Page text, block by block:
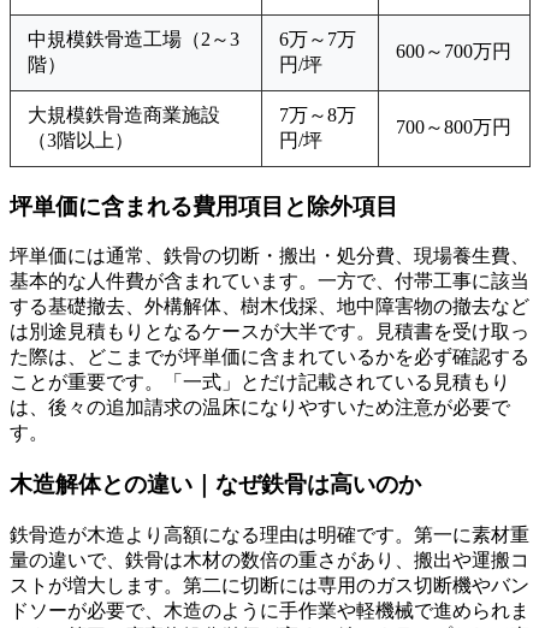
中規模鉄骨造工場（2～3
階）
6万～7万
円/坪
600～700万円
大規模鉄骨造商業施設
（3階以上）
7万～8万
円/坪
700～800万円
坪単価に含まれる費用項目と除外項目
坪単価には通常、鉄骨の切断・搬出・処分費、現場養生費、
基本的な人件費が含まれています。一方で、付帯工事に該当
する基礎撤去、外構解体、樹木伐採、地中障害物の撤去など
は別途見積もりとなるケースが大半です。見積書を受け取っ
た際は、どこまでが坪単価に含まれているかを必ず確認する
ことが重要です。「一式」とだけ記載されている見積もり
は、後々の追加請求の温床になりやすいため注意が必要で
す。
木造解体との違い｜なぜ鉄骨は高いのか
鉄骨造が木造より高額になる理由は明確です。第一に素材重
量の違いで、鉄骨は木材の数倍の重さがあり、搬出や運搬コ
ストが増大します。第二に切断には専用のガス切断機やバン
ドソーが必要で、木造のように手作業や軽機械で進められま